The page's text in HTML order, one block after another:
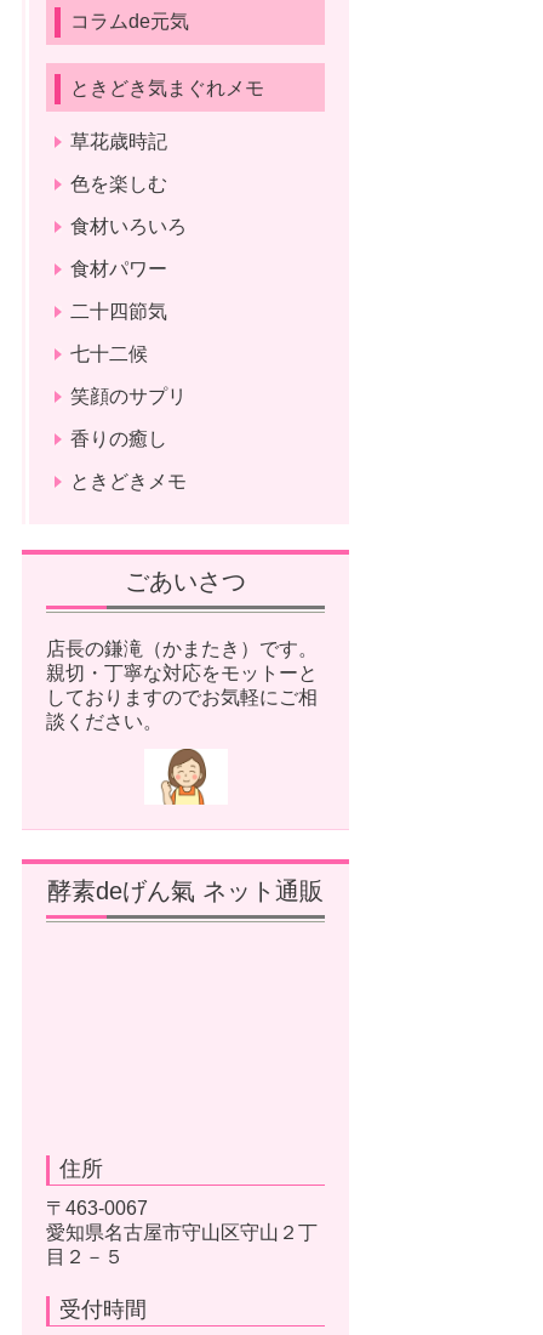
コラムde元気
ときどき気まぐれメモ
草花歳時記
色を楽しむ
食材いろいろ
食材パワー
二十四節気
七十二候
笑顔のサプリ
香りの癒し
ときどきメモ
ごあいさつ
店長の鎌滝（かまたき）です。
親切・丁寧な対応をモットーと
しておりますのでお気軽にご相
談ください。
酵素deげん氣 ネット通販
住所
〒463-0067
愛知県名古屋市守山区守山２丁
目２－５
受付時間